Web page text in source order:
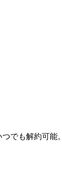
でも解約可能。